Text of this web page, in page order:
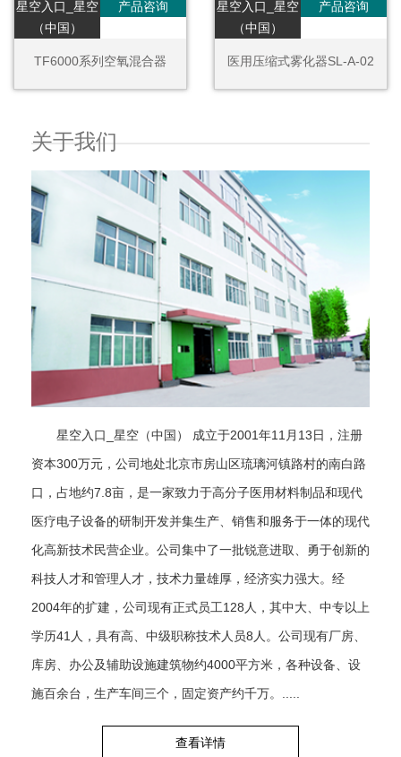
星空入口_星空
（中国）
产品咨询
TF6000系列空氧混合器
星空入口_星空
（中国）
产品咨询
医用压缩式雾化器SL-A-02
关于我们
星空入口_星空（中国） 成立于2001年11月13日，注册
资本300万元，公司地处北京市房山区琉璃河镇路村的南白路
口，占地约7.8亩，是一家致力于高分子医用材料制品和现代
医疗电子设备的研制开发并集生产、销售和服务于一体的现代
化高新技术民营企业。公司集中了一批锐意进取、勇于创新的
科技人才和管理人才，技术力量雄厚，经济实力强大。经
2004年的扩建，公司现有正式员工128人，其中大、中专以上
学历41人，具有高、中级职称技术人员8人。公司现有厂房、
库房、办公及辅助设施建筑物约4000平方米，各种设备、设
施百余台，生产车间三个，固定资产约千万。.....
查看详情